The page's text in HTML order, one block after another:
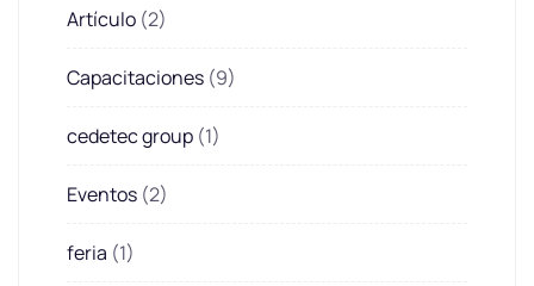
Artículo (2)
Capacitaciones (9)
cedetec group (1)
Eventos (2)
feria (1)